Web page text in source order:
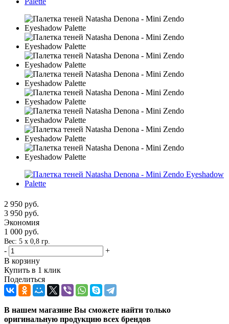
2 950 руб.
3 950 руб.
Экономия
1 000 руб.
Вес: 5 х 0,8 гр.
-
+
В корзину
Купить в 1 клик
Поделиться
В нашем магазине Вы сможете найти только
оригинальную продукцию всех брендов